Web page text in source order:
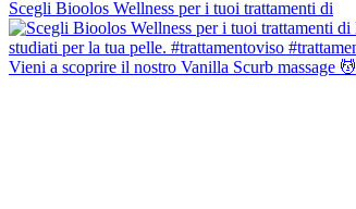
Scegli Bioolos Wellness per i tuoi trattamenti di
Vieni a scoprire il nostro Vanilla Scurb massage 💆